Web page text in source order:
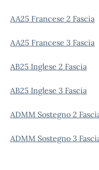
AA25 Francese 2 Fascia
AA25 Francese 3 Fascia
AB25 Inglese 2 Fascia
AB25 Inglese 3 Fascia
ADMM Sostegno 2
ADMM Sostegno 3